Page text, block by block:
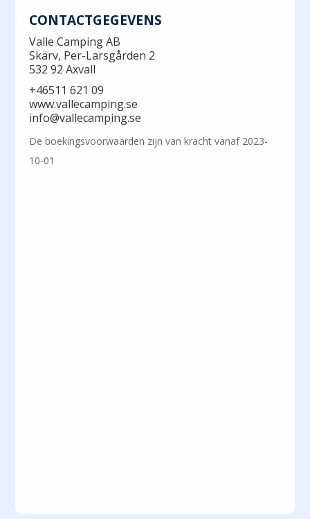
CONTACTGEGEVENS
Valle Camping AB
Skärv, Per-Larsgården 2
532 92 Axvall
+46511 621 09
www.vallecamping.se
info@vallecamping.se
De boekingsvoorwaarden zijn van kracht vanaf 2023-
10-01